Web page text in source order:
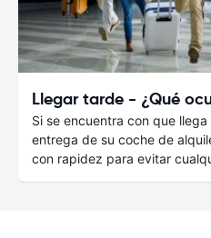
Llegar tarde - ¿Qué
Si se encuentra con que
entrega de su coche de
con rapidez para evitar